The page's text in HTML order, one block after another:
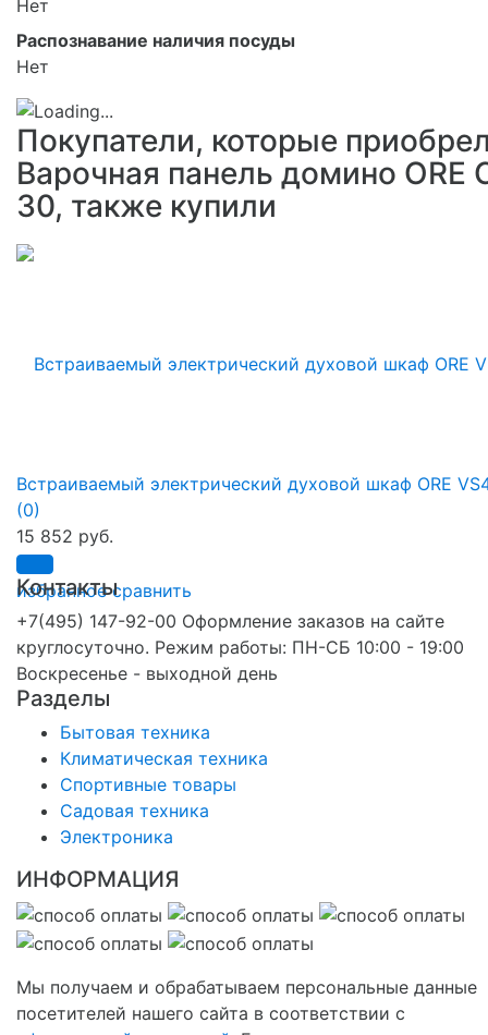
Нет
Распознавание наличия посуды
Нет
Покупатели, которые
Варочная панель домино ORE
30, также купили
избранное сравнить
Встраиваемый электрический духовой шкаф ORE
(0)
15 852 руб.
Контакты
+7(495) 147-92-00 Оформление заказов на сайте
круглосуточно. Режим работы: ПН-СБ 10:00 - 19:00
Воскресенье - выходной день
Разделы
Бытовая техника
Климатическая техника
Спортивные товары
Садовая техника
Электроника
ИНФОРМАЦИЯ
Мы получаем и обрабатываем персональные данные
посетителей нашего сайта в соответствии с